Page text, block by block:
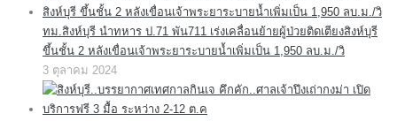
ทม.สิงห์บุรี นำทหาร ป.71 พัน711 เร่งเคลื่อนย้ายผู้ป่วยติดเตียงสิงห์บุรี
ขึ้นชั้น 2 หลังเขื่อนเจ้าพระยาระบายน้ำเพิ่มเป็น 1,950 ลบ.ม./วิ
3 ตุลาคม 2024